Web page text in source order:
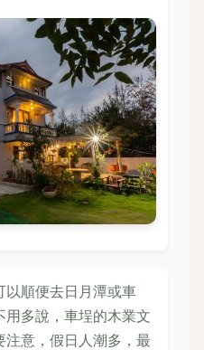
順便去日月潭或車
多說，車埕的木業文
意，假日人潮多，最